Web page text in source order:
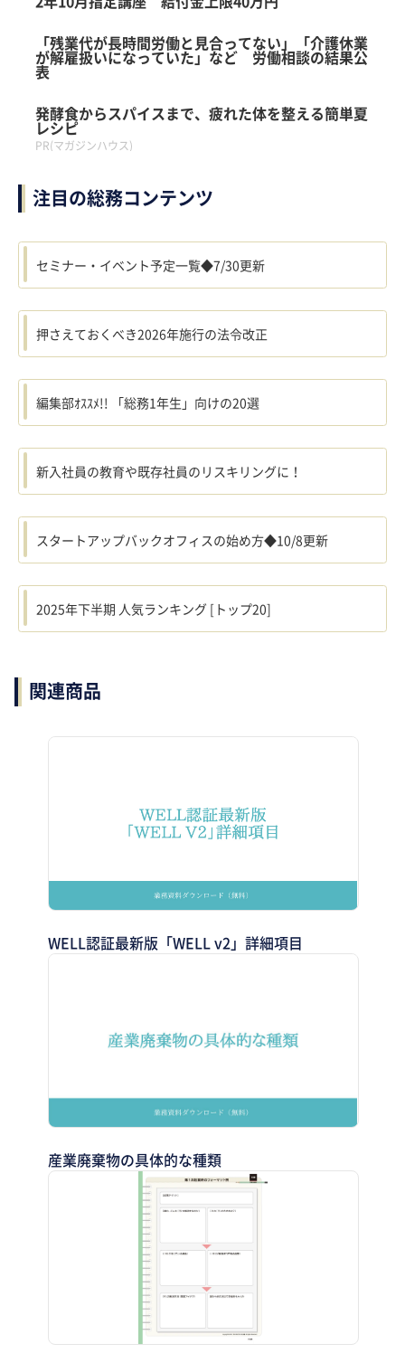
「残業代が長時間労働と見合ってない」「介護休業
が解雇扱いになっていた」など 労働相談の結果公
表
発酵食からスパイスまで、疲れた体を整える簡単夏
レシピ
PR(マガジンハウス)
注目の総務コンテンツ
セミナー・イベント予定一覧◆7/30更新
押さえておくべき2026年施行の法令改正
編集部ｵｽｽﾒ!! 「総務1年生」向けの20選
新入社員の教育や既存社員のリスキリングに！
スタートアップバックオフィスの始め方◆10/8更新
2025年下半期 人気ランキング [トップ20]
関連商品
WELL認証最新版「WELL v2」詳細項目
産業廃棄物の具体的な種類